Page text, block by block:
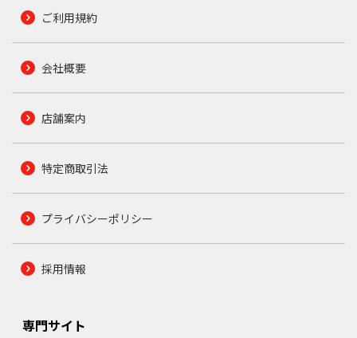
ご利用規約
会社概要
店舗案内
特定商取引法
プライバシーポリシー
採用情報
専門サイト